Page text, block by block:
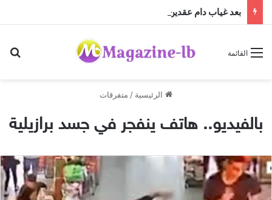
القائمة
الرئيسية / متفرقات
بالفيديو.. هاتف ينفجر في جسد برازيلية